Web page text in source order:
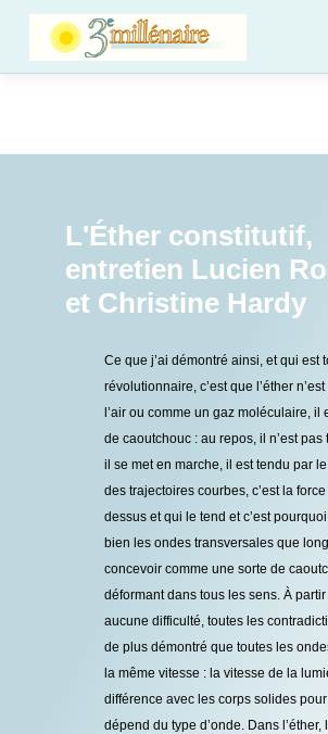
L'Éther constitutif,
entretien Lucien
et Christine Hardy
Ce que j’ai démontré ainsi, et qui est
révolutionnaire, c’est que l’éther
l’air ou comme un gaz moléculaire, il
de caoutchouc : au repos, il n’est
il se met en marche, il est tendu par
des trajectoires courbes, c’est la
dessus et qui le tend et c’est
bien les ondes transversales que
concevoir comme une sorte de
déformant dans tous les sens. À
aucune difficulté, toutes les
de plus démontré que toutes les
la même vitesse : la vitesse de la
différence avec les corps solides
dépend du type d’onde. Dans l’éther,